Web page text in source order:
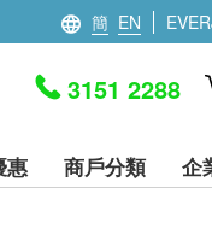
簡 EN
3151 2288
惠 商戶分類 企